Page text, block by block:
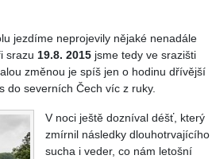
jezdíme neprojevily nějaké nenadále
srazu 19.8. 2015 jsme tedy ve srazišti
změnou je spíš jen o hodinu dřívější
do severních Čech víc z ruky.
V noci ještě dozníval déšť, který
zmírnil následky dlouhotrvajícího
sucha i veder, co nám letošní